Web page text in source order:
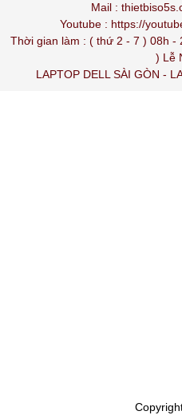
Mail :
Youtube : https://
Thời gian làm : ( thứ 2 - 7 ) 08h -
) Lễ
LAPTOP DELL SÀI GÒN -